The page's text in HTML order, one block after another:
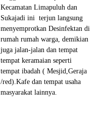
Kecamatan Limapuluh dan
Sukajadi ini terjun langsung
menyemprotkan Desinfektan di
rumah rumah warga, demikian
juga jalan-jalan dan tempat
tempat keramaian seperti
tempat ibadah ( Mesjid,Geraja
/red).Kafe dan tempat usaha
masyarakat lainnya.